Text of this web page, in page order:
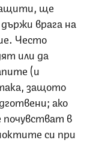
ще
врага на
Често
или да
(и
защото
ако
в
си при